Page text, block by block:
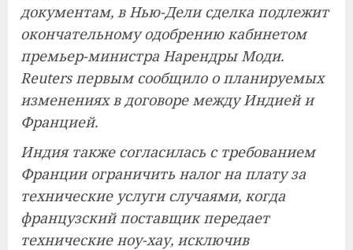
документам, в Нью-Дели сделка подлежит
окончательному одобрению кабинетом
премьер-министра Нарендры Моди.
Reuters первым сообщило о планируемых
изменениях в договоре между Индией и
Францией.
Индия также согласилась с требованием
Франции ограничить налог на плату за
технические услуги случаями, когда
французский поставщик передает
технические ноу-хау, исключив